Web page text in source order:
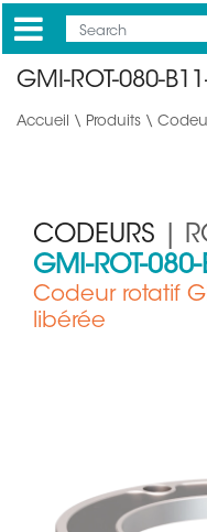
Mobile
Main
GMI-ROT-080-
Accueil \ Produits \
CODEURS
|
GMI-ROT-
Codeur rotatif
libérée